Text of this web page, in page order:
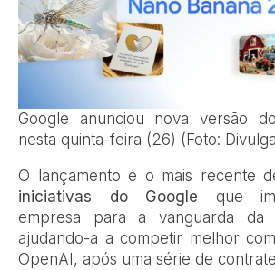
Google anunciou nova versão
nesta quinta-feira (26) (Foto:
O lançamento é o mais recente
iniciativas do Google que
empresa para a vanguarda
ajudando-a a competir melhor
OpenAI, após uma série de